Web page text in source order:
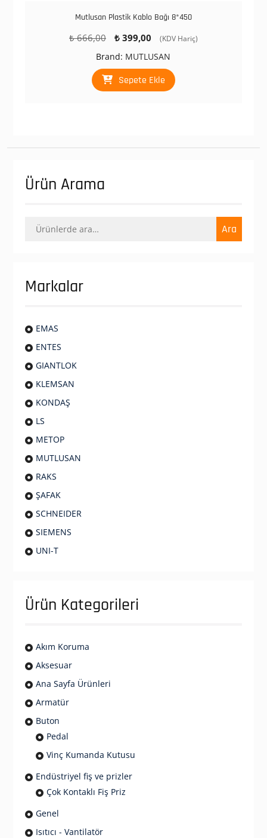
Mutlusan Plastik Kablo Bağı 8*450
₺666,00
Orijinal
₺ 666,00.
₺399,00
Şu
fiyat:
₺ 399,00.
(KDV Hariç)
Brand: MUTLUSAN
Sepete Ekle
Ürün Arama
Ara: Ara
Markalar
EMAS
ENTES
GIANTLOK
KLEMSAN
KONDAŞ
LS
METOP
MUTLUSAN
RAKS
ŞAFAK
SCHNEIDER
SIEMENS
UNI-T
Ürün Kategorileri
Akım Koruma
Aksesuar
Ana Sayfa Ürünleri
Armatür
Buton
Pedal
Vinç Kumanda Kutusu
Endüstriyel fiş ve prizler
Çok Kontaklı Fiş Priz
Genel
Isıtıcı - Vantilatör